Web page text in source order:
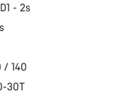
- 2s
/ 140
30T